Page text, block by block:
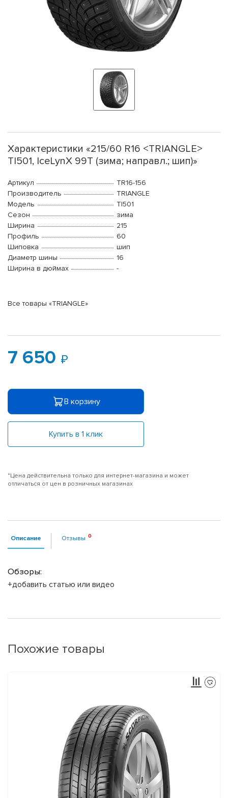
Характеристики «215/60 R16 <TRIANGLE>
TI501, IceLynX 99T (зима; направл.; шип)»
Артикул
TR16-156
Производитель
TRIANGLE
Модель
TI501
Сезон
зима
Ширина
215
Профиль
60
Шиповка
шип
Диаметр шины
16
Ширина в дюймах
-
Все товары «TRIANGLE»
7 650
В корзину
Купить в 1 клик
*Цена действительна только для интернет-магазина и может
отличаться от цен в розничных магазинах
Описание Отзывы
Обзоры:
+добавить статью или видео
Похожие товары